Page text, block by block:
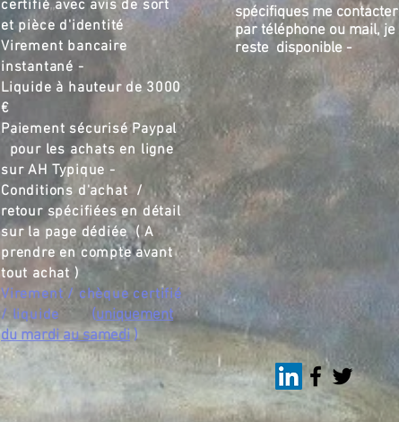
certifié,,avec avis de sort
et pièce d'identité
Virement bancaire
instantané -
Liquide à hauteur de 3000
€
Paiement sécurisé Paypal
pour les achats en ligne
sur AH Typique -
Conditions d'achat /
retour spécifiées en détail
sur la page dédiée ( A
prendre en compte avant
tout achat )
Virement / chèque certifié
/ liquide
(uniquement
du mardi au samedi )
spécifiques me contacter
par téléphone ou mail, je
reste disponible -